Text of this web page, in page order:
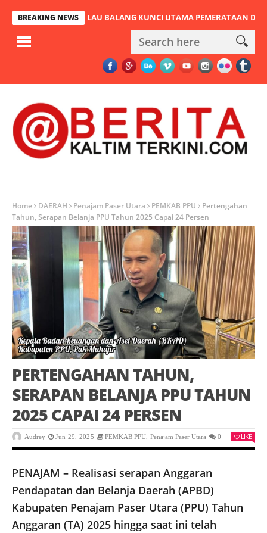
BREAKING NEWS
PULAU BALANG KUNCI UTAMA PEMERATAAN DAN URAT
Home DAERAH Penajam Paser Utara PEMKAB PPU
Pertengahan
Tahun, Serapan Belanja PPU Tahun 2025 Capai 24 Persen
PERTENGAHAN TAHUN,
SERAPAN BELANJA PPU TAHUN
2025 CAPAI 24 PERSEN
Audrey Jun 29, 2025 PEMKAB PPU Penajam Paser Utara 0 LIKE
PENAJAM – Realisasi serapan Anggaran
Pendapatan dan Belanja Daerah (APBD)
Kabupaten Penajam Paser Utara (PPU) Tahun
Anggaran (TA) 2025 hingga saat ini telah